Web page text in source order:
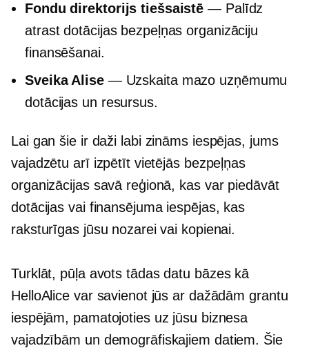
Fondu direktorijs tiešsaistē — Palīdz
atrast dotācijas bezpeļņas organizāciju
finansēšanai.
Sveika Alise— Uzskaita mazo uzņēmumu
dotācijas un resursus.
Lai gan šie ir daži labi zināmsiespējas, jums
vajadzētu arī izpētīt vietējās bezpeļņas
organizācijas savā reģionā, kas var piedāvāt
dotācijas vai finansējuma iespējas, kas
raksturīgas jūsu nozarei vai kopienai.
Turklāt, pūļa avots tādas datu bāzes kā
HelloAlice var savienot jūs ar dažādām grantu
iespējām, pamatojoties uz jūsu biznesa
vajadzībām un demogrāfiskajiem datiem. Šie